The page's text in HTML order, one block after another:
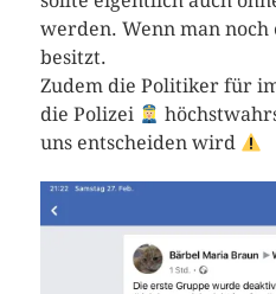
werden. Wenn man
besitzt.
Zudem die Politiker für
die Polizei
uns entscheiden wird